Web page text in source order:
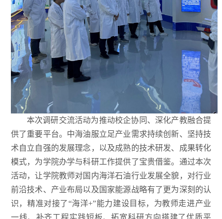
本次调研交流活动为推动校企协同、深化产教融合提
供了重要平台。中海油服立足产业需求持续创新、坚持技
术自立自强的发展理念，以及成熟的技术研发、成果转化
模式，为学院办学与科研工作提供了宝贵借鉴。通过本次
活动，让学院教师对国内海洋石油行业发展全貌，对行业
前沿技术、产业布局以及国家能源战略有了更为深刻的认
识，精准对接了“海洋+”能力建设目标，为教师走进产业